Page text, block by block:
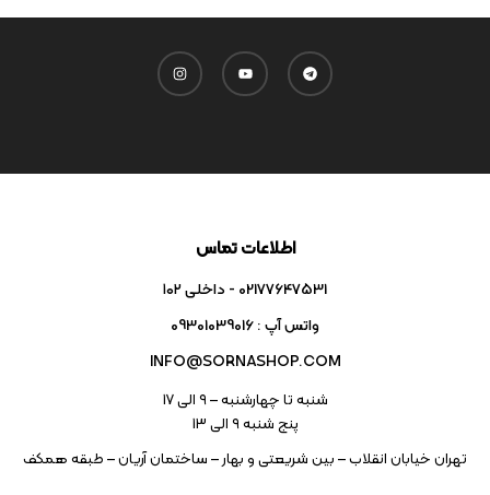
اطلاعات تماس
02177647531 - داخلی ۱۰۲
واتس آپ : 09301039016
INFO@SORNASHOP.COM
شنبه تا چهارشنبه – ۹ الی 17
پنج شنبه ۹ الی 13
تهران خیابان انقلاب – بین شریعتی و بهار – ساختمان آریان – طبقه همکف